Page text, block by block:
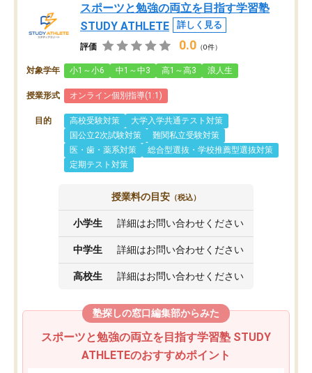
スポーツと勉強の両立を目指す学習塾
STUDY ATHLETE
詳しく見る
評価 0.0 （0件）
対象学年 小1～小6 中1～中3 高1～高3 浪人生
授業形式 オンライン個別指導(1:1)
目的 高校受験対策
大学入学共通テスト対策
国公立2次試験対策
難関私立受験対策
医・歯・薬系対策
総合型選抜・学校推薦型選抜対策
定期テスト対策
授業料の目安 （税込）
小学生 詳細はお問い合わせください
中学生 詳細はお問い合わせください
高校生 詳細はお問い合わせください
塾探しの窓口編集部からみた
スポーツと勉強の両立を目指す学習塾 STUDY
ATHLETEのおすすめポイント